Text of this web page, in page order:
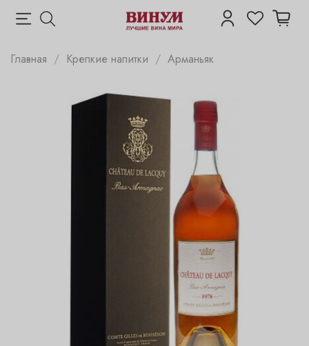
Главная Крепкие напитки Арманьяк